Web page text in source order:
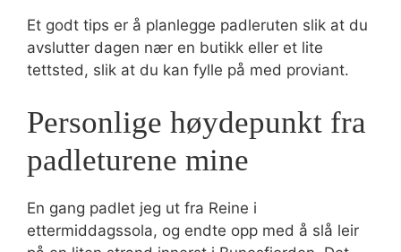
Et godt tips er å planlegge padleruten slik at du
avslutter dagen nær en butikk eller et lite
tettsted, slik at du kan fylle på med proviant.
Personlige høydepunkt fra
padleturene mine
En gang padlet jeg ut fra Reine i
ettermiddagssola, og endte opp med å slå leir